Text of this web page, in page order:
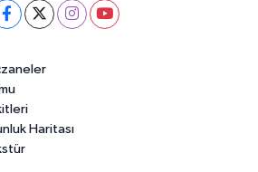
Haritası